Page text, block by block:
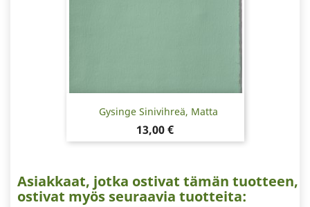
Gysinge Sinivihreä, Matta
Hinta
13,00 €
Asiakkaat, jotka ostivat tämän tuotteen,
ostivat myös seuraavia tuotteita: